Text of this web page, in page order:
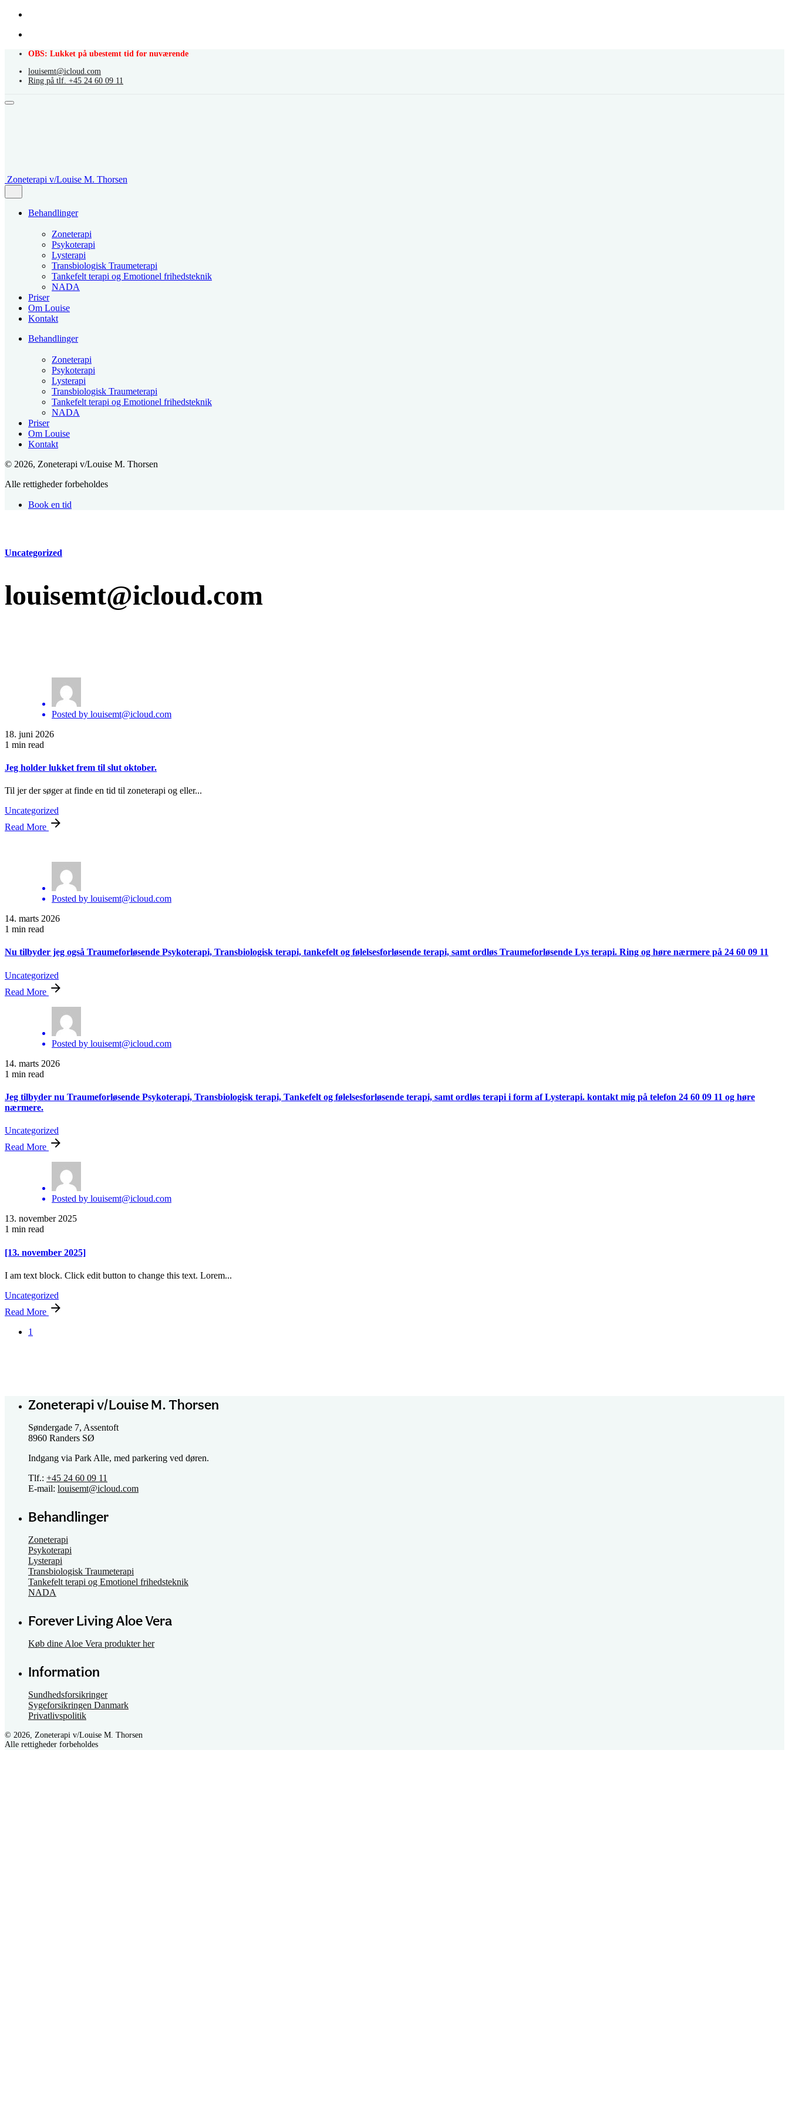
Skip
content
OBS: Lukket på ubestemt tid for nuværende
louisemt@icloud.com
Ring på tlf. +45 24 60 09 11
Behandlinger
Zoneterapi
Psykoterapi
Lysterapi
Transbiologisk Traumeterapi
Tankefelt terapi og Emotionel frihedsteknik
NADA
Priser
Om Louise
Kontakt
Behandlinger
Zoneterapi
Psykoterapi
Lysterapi
Transbiologisk Traumeterapi
Tankefelt terapi og Emotionel frihedsteknik
NADA
Priser
Om Louise
Kontakt
© 2026, Zoneterapi v/Louise M. Thorsen
Alle rettigheder forbeholdes
Book en tid
Uncategorized
louisemt@icloud.com
Posted by
louisemt@icloud.com
18. juni 2026
1 min read
Jeg holder lukket frem til slut oktober.
Til jer der søger at finde en tid til zoneterapi og eller...
Uncategorized
Read More
Posted by
louisemt@icloud.com
14. marts 2026
1 min read
Nu tilbyder jeg også Traumeforløsende Psykoterapi, Transbiologisk terapi, tankefelt og følelsesforløsende terapi, samt ordløs Traumeforløsende Lys terapi. Ring og høre nærmere på 24 60 09 11
Uncategorized
Read More
Posted by
louisemt@icloud.com
14. marts 2026
1 min read
Jeg tilbyder nu Traumeforløsende Psykoterapi, Transbiologisk terapi, Tankefelt og følelsesforløsende terapi, samt ordløs terapi i form af Lysterapi. kontakt mig på telefon 24 60 09 11 og høre
nærmere.
Uncategorized
Read More
Posted by
louisemt@icloud.com
13. november 2025
1 min read
[13. november 2025]
I am text block. Click edit button to change this text. Lorem...
Uncategorized
Read More
1
Zoneterapi v/Louise M. Thorsen
Søndergade 7, Assentoft
8960 Randers SØ
Indgang via Park Alle, med parkering ved døren.
Tlf.:
+45 24 60 09 11
E-mail:louisemt@icloud.com
Behandlinger
Zoneterapi
Psykoterapi
Lysterapi
Transbiologisk Traumeterapi
Tankefelt terapi og Emotionel frihedsteknik
NADA
Forever Living Aloe Vera
Køb dine Aloe Vera produkter her
Information
Sundhedsforsikringer
Sygeforsikringen Danmark
Privatlivspolitik
© 2026, Zoneterapi v/Louise M. Thorsen
Alle rettigheder forbeholdes